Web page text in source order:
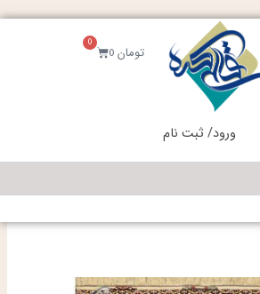
تومان0
0
سبد
خرید
ورود/ ثبت نام